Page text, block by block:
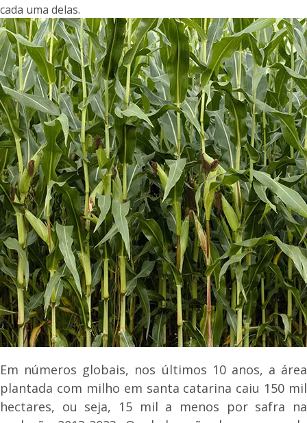
cada uma delas.
Em números globais, nos últimos 10 anos, a área
plantada com milho em santa catarina caiu 150 mil
hectares, ou seja, 15 mil a menos por safra na